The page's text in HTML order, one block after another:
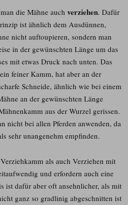
die Mähne auch verziehen. Dafür
ist ähnlich dem Ausdünnen,
nicht auftoupieren, sondern man
in der gewünschten Länge um das
mit etwas Druck nach unten. Das
feiner Kamm, hat aber an der
Schneide, ähnlich wie bei einem
an der gewünschten Länge
aus der Wurzel gerissen.
nicht bei allen Pferden anwenden, da
sehr unangenehm empfinden.
als auch Verziehen mit
und erfordern auch eine
ist dafür aber oft ansehnlicher, als mit
ganz so gradlinig abgeschnitten ist